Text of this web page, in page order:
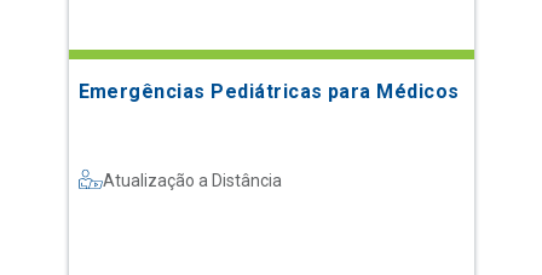
Emergências Pediátricas para Médicos
Atualização a Distância